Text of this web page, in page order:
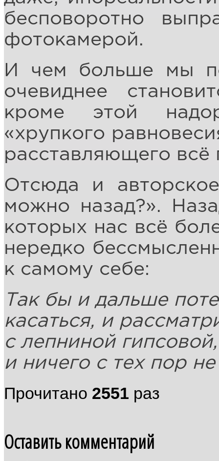
бесповоротно
фотокамерой.
И чем больше мы
очевиднее
кроме этой
«хрупкого
расставляющего всё
Отсюда и
можно назад?».
которых нас всё
нередко
к самому себе:
Так бы и дальше
касаться, и
с лепниной
и ничего с тех пор
Прочитано 2551 раз
Оставить комментарий